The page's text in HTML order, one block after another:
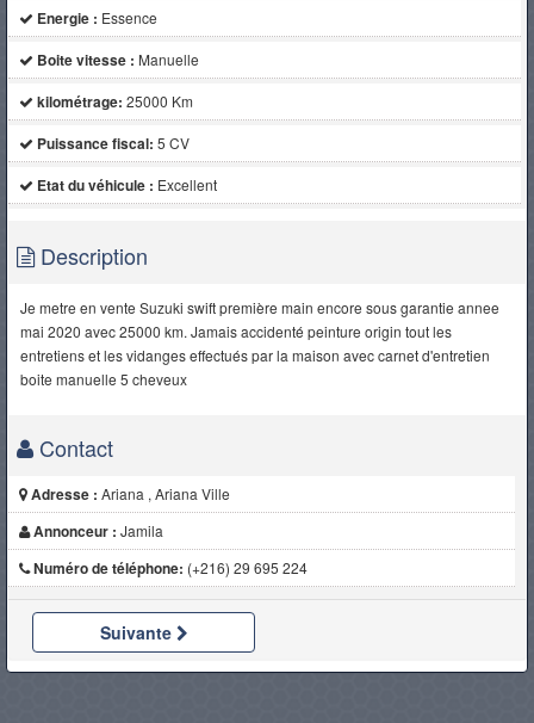
Energie : Essence
Boite vitesse : Manuelle
kilométrage: 25000 Km
Puissance fiscal: 5 CV
Etat du véhicule : Excellent
Description
Je metre en vente Suzuki swift première main encore sous garantie annee
mai 2020 avec 25000 km. Jamais accidenté peinture origin tout les
entretiens et les vidanges effectués par la maison avec carnet d'entretien
boite manuelle 5 cheveux
Contact
Adresse : Ariana , Ariana Ville
Annonceur : Jamila
Numéro de téléphone: (+216) 29 695 224
Suivante